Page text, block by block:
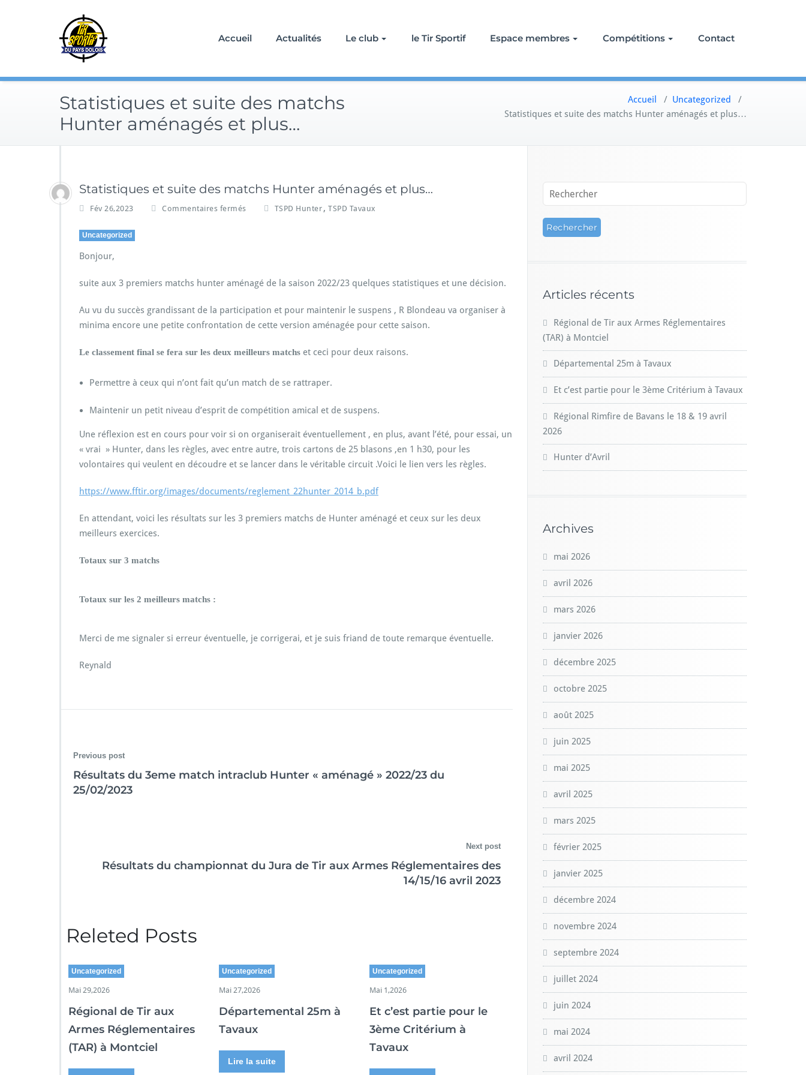
Accueil Actualités Le club le Tir Sportif Espace membres Compétitions Contact
Statistiques et suite des matchs
Hunter aménagés et plus…
Accueil / Uncategorized
/
Statistiques et suite des matchs Hunter aménagés et plus…
Statistiques et suite des matchs Hunter aménagés et plus…
Fév 26,2023 Commentaires fermés TSPD Hunter , TSPD Tavaux
Uncategorized
Bonjour,
suite aux 3 premiers matchs hunter aménagé de la saison 2022/23 quelques statistiques et une décision.
Au vu du succès grandissant de la participation et pour maintenir le suspens , R Blondeau va organiser à
minima encore une petite confrontation de cette version aménagée pour cette saison.
Le classement final se fera sur les deux meilleurs matchs et ceci pour deux raisons.
Permettre à ceux qui n’ont fait qu’un match de se rattraper.
Maintenir un petit niveau d’esprit de compétition amical et de suspens.
Une réflexion est en cours pour voir si on organiserait éventuellement , en plus, avant l’été, pour essai, un
« vrai » Hunter, dans les règles, avec entre autre, trois cartons de 25 blasons ,en 1 h30, pour les
volontaires qui veulent en découdre et se lancer dans le véritable circuit .Voici le lien vers les règles.
https://www.fftir.org/images/documents/reglement_22hunter_2014_b.pdf
En attendant, voici les résultats sur les 3 premiers matchs de Hunter aménagé et ceux sur les deux
meilleurs exercices.
Totaux sur 3 matchs
Totaux sur les 2 meilleurs matchs :
Merci de me signaler si erreur éventuelle, je corrigerai, et je suis friand de toute remarque éventuelle.
Reynald
Previous post
Résultats du 3eme match intraclub Hunter « aménagé » 2022/23 du
25/02/2023
Next post
Résultats du championnat du Jura de Tir aux Armes Réglementaires des
14/15/16 avril 2023
Releted Posts
Uncategorized
Mai 29,2026
Régional de Tir aux
Armes Réglementaires
(TAR) à Montciel
Uncategorized
Mai 27,2026
Départemental 25m à
Tavaux
Lire la suite
Uncategorized
Mai 1,2026
Et c’est partie pour le
3ème Critérium à
Tavaux
Articles récents
Régional de Tir aux Armes Réglementaires
(TAR) à Montciel
Départemental 25m à Tavaux
Et c’est partie pour le 3ème Critérium à Tavaux
Régional Rimfire de Bavans le 18 & 19 avril
2026
Hunter d’Avril
Archives
mai 2026
avril 2026
mars 2026
janvier 2026
décembre 2025
octobre 2025
août 2025
juin 2025
mai 2025
avril 2025
mars 2025
février 2025
janvier 2025
décembre 2024
novembre 2024
septembre 2024
juillet 2024
juin 2024
mai 2024
avril 2024